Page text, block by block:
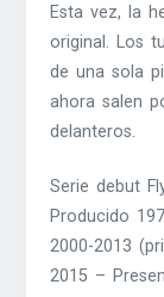
Esta vez, la
original. Los
de una sola
ahora salen
delanteros.
Serie debut
Producido
2000-2013
2015 –